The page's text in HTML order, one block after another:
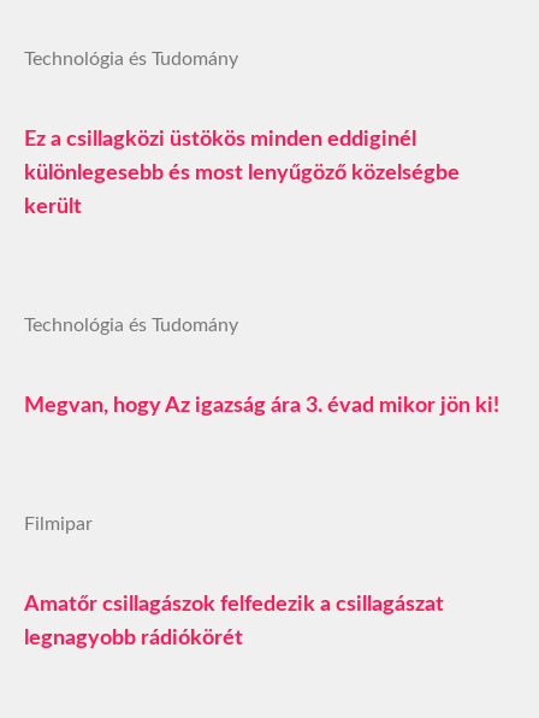
Technológia és Tudomány
Ez a csillagközi üstökös minden eddiginél
különlegesebb és most lenyűgöző közelségbe
került
Technológia és Tudomány
Megvan, hogy Az igazság ára 3. évad mikor jön ki!
Filmipar
Amatőr csillagászok felfedezik a csillagászat
legnagyobb rádiókörét